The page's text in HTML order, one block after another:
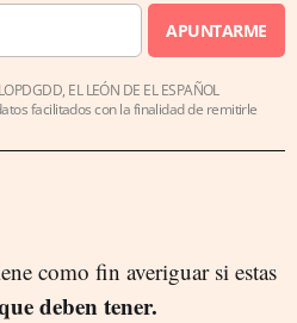
APUNTARME
EL LEÓN DE EL ESPAÑOL
facilitados con la finalidad de remitirle
como fin averiguar si estas
deben tener.